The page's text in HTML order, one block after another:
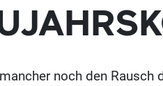
noch den Rausch